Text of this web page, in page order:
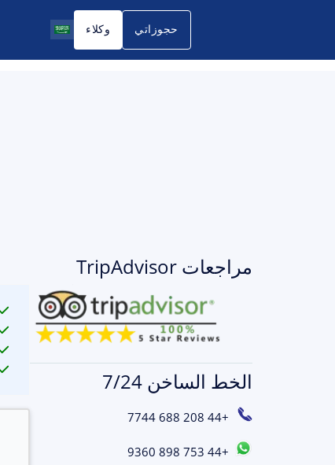
وكلاء حجوزاتي
مراجعات TripAdvisor
الخط الساخن 7/24
+44 208 688 7744
+44 753 898 9360